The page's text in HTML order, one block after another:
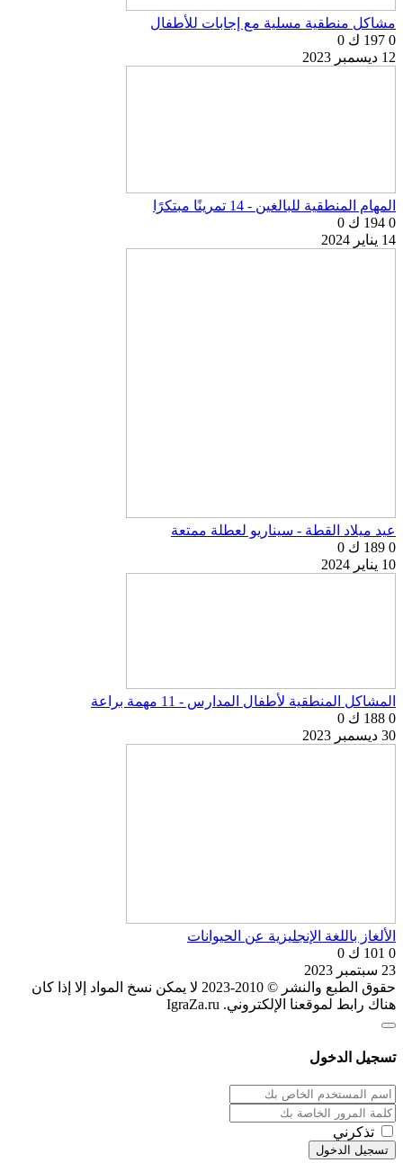
مشاكل منطقية مسلية مع إجابات للأطفال
0 197 ك
0
12 ديسمبر 2023
المهام المنطقية للبالغين - 14 تمرينًا مبتكرًا
0 194 ك
0
14 يناير 2024
عيد ميلاد القطة - سيناريو لعطلة ممتعة
0 189 ك
0
10 يناير 2024
المشاكل المنطقية لأطفال المدارس - 11 مهمة براعة
0 188 ك
0
30 ديسمبر 2023
الألغاز باللغة الإنجليزية عن الحيوانات
0 101 ك
0
23 سبتمبر 2023
حقوق الطبع والنشر © 2010-2023 لا يمكن نسخ المواد إلا إذا كان
هناك رابط لموقعنا الإلكتروني. IgraZa.ru
تسجيل الدخول
تذكرني